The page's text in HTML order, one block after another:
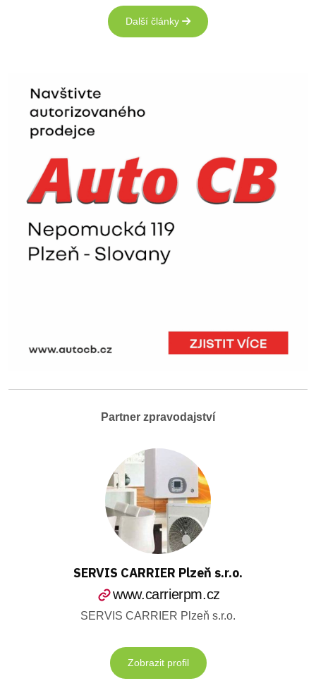
Další články
Partner zpravodajství
SERVIS CARRIER Plzeň s.r.o.
www.carrierpm.cz
SERVIS CARRIER Plzeň s.r.o.
Zobrazit profil